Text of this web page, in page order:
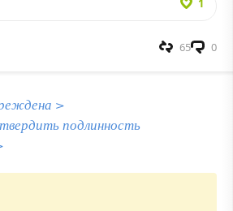
1
0
65
>
подлинность